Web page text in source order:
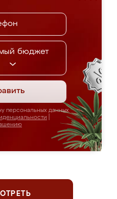
бюджет
персональных данных